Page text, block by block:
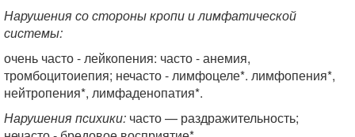
Нарушения со стороны кропи и лимфатической
системы:
очень часто - лейкопения: часто - анемия,
тромбоцитоиепия; нечасто - лимфоцеле*. лимфопения*,
нейтропения*, лимфаденопатия*.
Нарушения психики: часто — раздражительность;